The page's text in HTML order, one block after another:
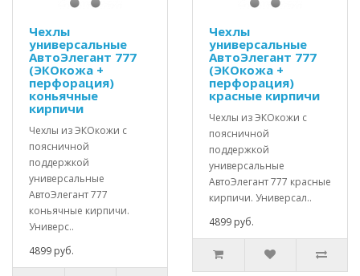
Чехлы
универсальные
АвтоЭлегант 777
(ЭКОкожа +
перфорация)
коньячные
кирпичи
Чехлы из ЭКОкожи с
поясничной
поддержкой
универсальные
АвтоЭлегант 777
коньячные кирпичи.
Универс..
4899 руб.
Чехлы
универсальные
АвтоЭлегант 777
(ЭКОкожа +
перфорация)
красные кирпичи
Чехлы из ЭКОкожи с
поясничной
поддержкой
универсальные
АвтоЭлегант 777 красные
кирпичи. Универсал..
4899 руб.